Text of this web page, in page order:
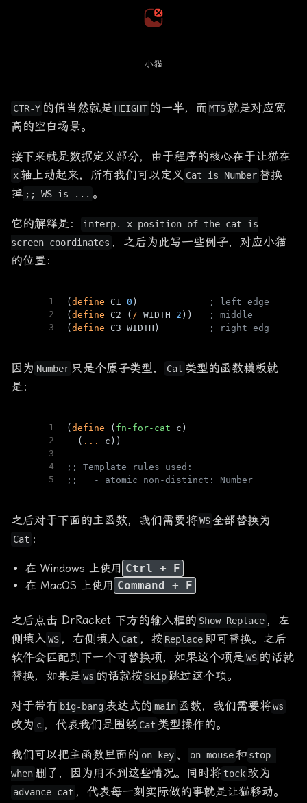
小猫
CTR-Y 的值当然就是 HEIGHT 的一半，而 MTS 就是对应宽
高的空白场景。
接下来就是数据定义部分，由于程序的核心在于让猫在
x轴上动起来，所有我们可以定义 Cat is Number 替换
掉 ;; WS is ... 。
它的解释是：
interp. x position of the cat is
screen coordinates ，之后为此写一些例子，对应小猫
的位置：
1
2
3
(define C1 0 )
; left edge
(define C2 ( / WIDTH 2 ))
; middle
(define C3 WIDTH) ; right edge
因为 Number 只是个原子类型， Cat 类型的函数模板就
是：
1
2
3
4
5
(define ( fn-for-cat c)
  (
... c))
;; Template rules used:
;;   - atomic non-distinct: Number
之后对于下面的主函数，我们需要将WS全部替换为
Cat ：
在 Windows 上使用 Ctrl + F
在 MacOS 上使用 Command + F
之后点击 DrRacket 下方的输入框的 Show Replace ，左
侧填入WS ，右侧填入 Cat ，按 Replace 即可替换。之后
软件会匹配到下一个可替换项，如果这个项是WS 的话就
替换，如果是ws 的话就按 Skip 跳过这个项。
对于带有 big-bang表达式的 main 函数，我们需要将ws
改为 c ，代表我们是围绕 Cat 类型操作的。
我们可以把主函数里面的 on-key 、 on-mouse 和 stop-
when 删了，因为用不到这些情况。同时将 tock 改为
advance-cat ，代表每一刻实际做的事就是让猫移动。